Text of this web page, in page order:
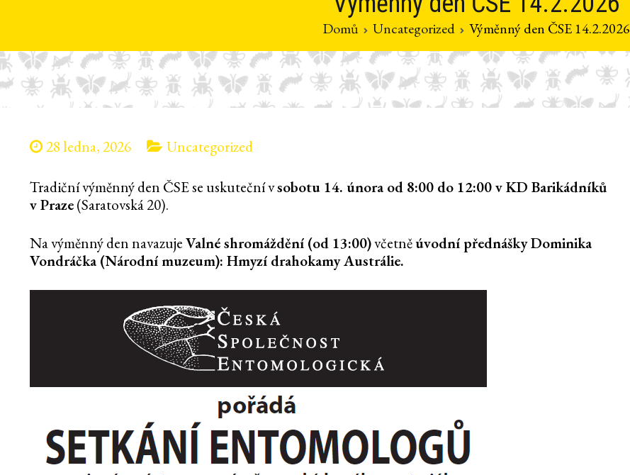
Domů Uncategorized Výměnný den ČSE 14.2.2026
28 ledna, 2026 Uncategorized
Tradiční výměnný den ČSE se uskuteční vsobotu 14. února od 8:00 do 12:00 v KD Barikádníků
v Praze(Saratovská 20).
Na výměnný den navazujeValné shromáždění (od 13:00)včetněúvodní přednášky Dominika
Vondráčka (Národní muzeum): Hmyzí drahokamy Austrálie.